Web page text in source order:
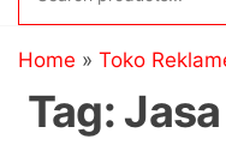
Home » Toko
Tag: